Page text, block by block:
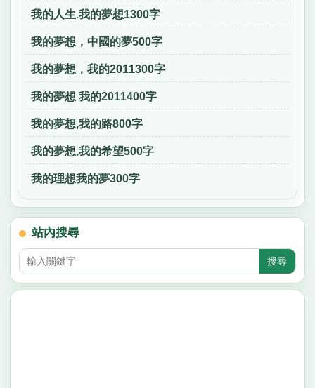
我的人生.我的夢想1300字
我的夢想，中國的夢500字
我的夢想，我的2011300字
我的夢想 我的2011400字
我的夢想,我的路800字
我的夢想,我的希望500字
我的理想我的夢300字
站內搜尋